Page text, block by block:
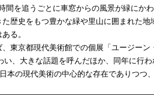
間を追うごとに車窓からの風景が緑にかわ
歴史をもつ豊かな緑や里山に囲まれた
る。
東京都現代美術館での個展「ユージー
い、大きな話題を呼んだほか、同年に行
本の現代美術の中心的な存在でありつ